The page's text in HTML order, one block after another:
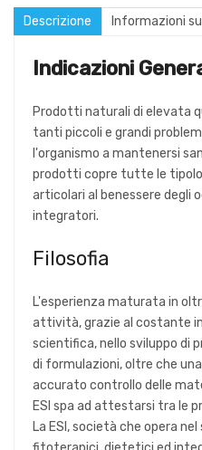
Descrizione Informazioni
Indicazioni
Prodotti naturali di elevata
tanti piccoli e grandi
l'organismo a mantenersi
prodotti copre tutte le
articolari al benessere degli
integratori.
Filosofia
L'esperienza maturata in
attività, grazie al costante
scientifica, nello sviluppo di
di formulazioni, oltre che
accurato controllo delle
ESI spa ad attestarsi tra le
La ESI, società che opera